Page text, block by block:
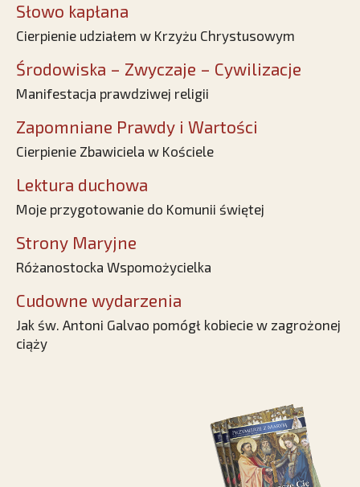
Słowo kapłana
Cierpienie udziałem w Krzyżu Chrystusowym
Środowiska – Zwyczaje – Cywilizacje
Manifestacja prawdziwej religii
Zapomniane Prawdy i Wartości
Cierpienie Zbawiciela w Kościele
Lektura duchowa
Moje przygotowanie do Komunii świętej
Strony Maryjne
Różanostocka Wspomożycielka
Cudowne wydarzenia
Jak św. Antoni Galvao pomógł kobiecie w zagrożonej
ciąży